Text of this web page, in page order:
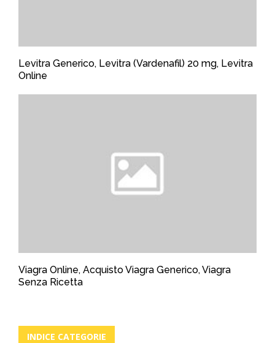
Levitra Generico, Levitra (Vardenafil) 20 mg, Levitra
Online
Viagra Online, Acquisto Viagra Generico, Viagra
Senza Ricetta
INDICE CATEGORIE